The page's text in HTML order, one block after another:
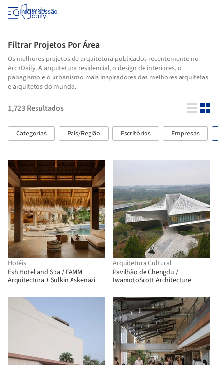
Iniciar sessão
Filtrar Projetos Por Área
Os melhores projetos de arquitetura publicados recentemente no
ArchDaily. A arquitetura residencial, o design de interiores, o
paisagismo e o urbanismo mais inspiradores das melhores arquitetas
e arquitetos do mundo.
1,723Resultados
Categorias País/Região Escritórios Empresas
Hotéis
Esh Hotel and Spa / FAMM
Arquitectura + Sulkin Askenazi
Arquitetura Cultural
Pavilhão de Chengdu /
IwamotoScott Architecture